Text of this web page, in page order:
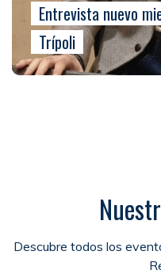
Entrevista nuevo
Trípoli
Descubre todos los